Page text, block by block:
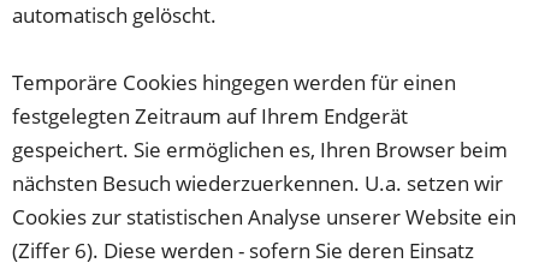
automatisch gelöscht.
Temporäre Cookies hingegen werden für einen
festgelegten Zeitraum auf Ihrem Endgerät
gespeichert. Sie ermöglichen es, Ihren Browser beim
nächsten Besuch wiederzuerkennen. U.a. setzen wir
Cookies zur statistischen Analyse unserer Website ein
(Ziffer 6). Diese werden - sofern Sie deren Einsatz